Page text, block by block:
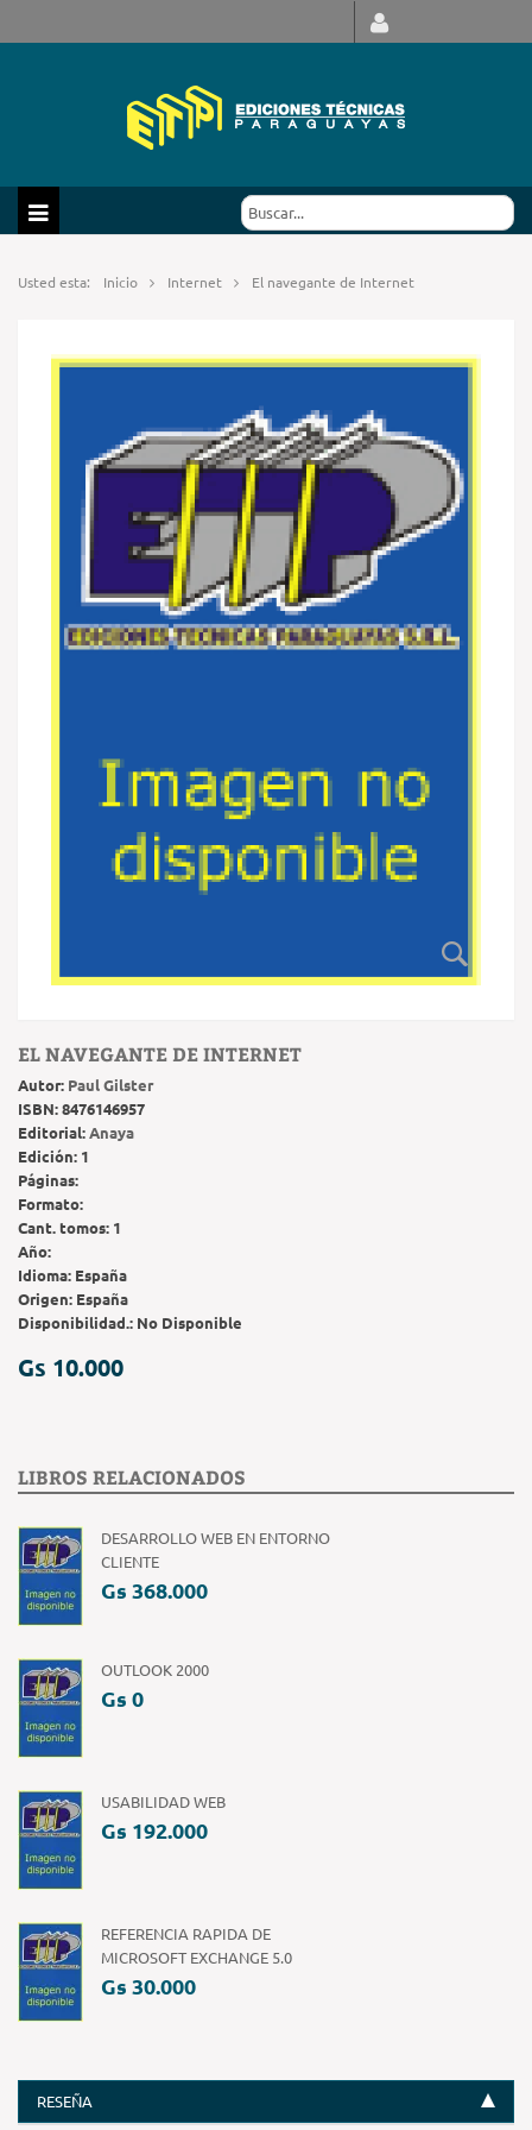
Usted esta: Inicio Internet El navegante de Internet
EL NAVEGANTE DE INTERNET
Autor: Paul Gilster
ISBN:8476146957
Editorial:Anaya
Edición: 1
Páginas:
Formato:
Cant. tomos: 1
Año:
Idioma: España
Origen: España
Disponibilidad.: No Disponible
Gs 10.000
LIBROS RELACIONADOS
DESARROLLO WEB EN ENTORNO
CLIENTE
Gs 368.000
OUTLOOK 2000
Gs 0
USABILIDAD WEB
Gs 192.000
REFERENCIA RAPIDA DE
MICROSOFT EXCHANGE 5.0
Gs 30.000
RESEÑA